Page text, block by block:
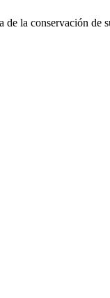
la conservación de